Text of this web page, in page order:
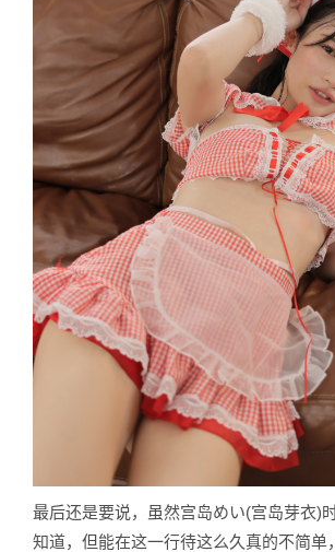
最后还是要说，虽然宫岛めい(宫岛芽衣)
知道，但能在这一行待这么久真的不简单